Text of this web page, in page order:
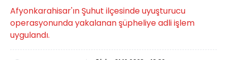
Afyonkarahisar'ın Şuhut ilçesinde uyuşturucu
operasyonunda yakalanan şüpheliye adli işlem
uygulandı.